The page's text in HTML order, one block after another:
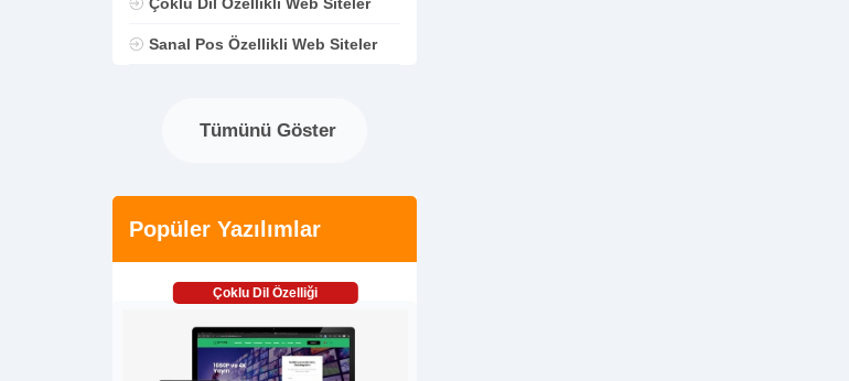
Sanal Pos Özellikli Web Siteler
Tümünü Göster
Popüler Yazılımlar
Çoklu Dil Özelliği